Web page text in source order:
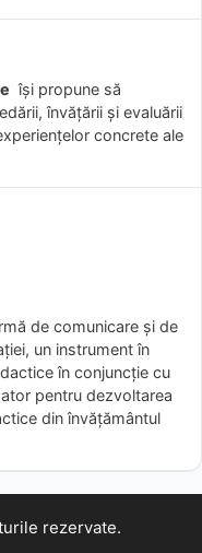
îşi propune să
învăţării şi evaluării
concrete ale
de comunicare și de
un instrument în
în conjuncție cu
pentru dezvoltarea
din învățământul
rezervate.